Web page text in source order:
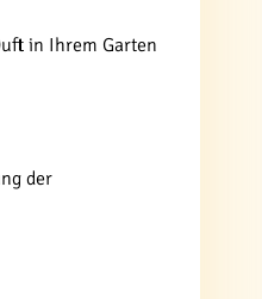
in Ihrem Garten
der